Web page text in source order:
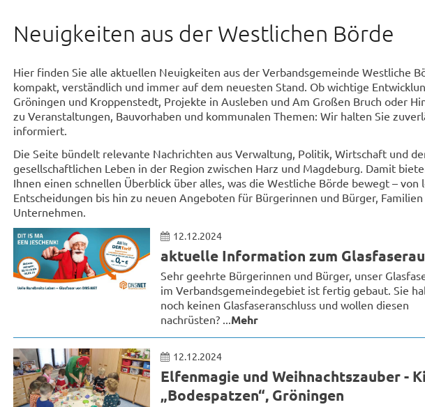
Neuigkeiten aus der Westlichen Börde
Hier finden Sie alle aktuellen Neuigkeiten aus der Verbandsgemeinde Westliche
kompakt, verständlich und immer auf dem neuesten Stand. Ob wichtige
Gröningen und Kroppenstedt, Projekte in Ausleben und Am Großen Bruch oder
zu Veranstaltungen, Bauvorhaben und kommunalen Themen: Wir halten Sie
informiert.
Die Seite bündelt relevante Nachrichten aus Verwaltung, Politik, Wirtschaft und
gesellschaftlichen Leben in der Region zwischen Harz und Magdeburg. Damit
Ihnen einen schnellen Überblick über alles, was die Westliche Börde bewegt – von
Entscheidungen bis hin zu neuen Angeboten für Bürgerinnen und Bürger,
Unternehmen.
12.12.2024
aktuelle Information zum
Sehr geehrte Bürgerinnen und Bürger, unser
im Verbandsgemeindegebiet ist fertig gebaut. Sie
noch keinen Glasfaseranschluss und wollen diesen
nachrüsten? ...Mehr
12.12.2024
Elfenmagie und Weihnachtszauber -
„Bodespatzen“, Gröningen